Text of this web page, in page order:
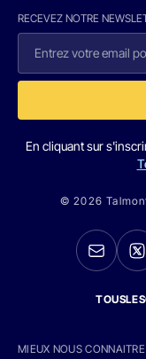
RECEVEZ NOTRE
En cliquant sur
© 2026
MIEUX NOUS CONNAITRE